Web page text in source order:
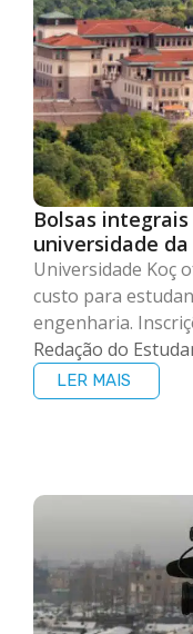
Bolsas
universidade
Universidade Koç
custo para
engenharia.
Redação do
LER MAIS